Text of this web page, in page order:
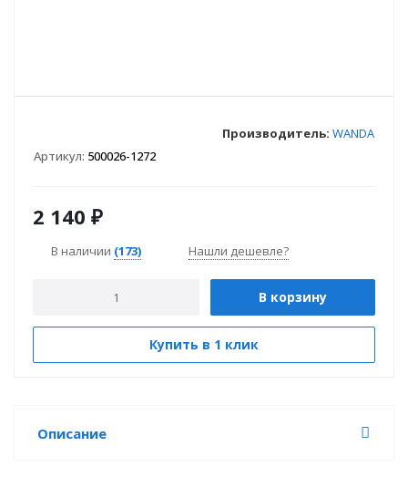
Артикул: 500026-1272
Производитель: WANDA
2 140 ₽
В наличии (173) Нашли дешевле?
В корзину
Купить в 1 клик
Описание